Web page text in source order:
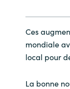
Ces
mondiale
local pour
La bonne